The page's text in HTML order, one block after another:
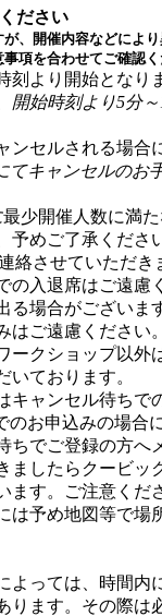
ださい
、開催内容などによ
項を合わせてご確認く
刻より開始となり
開始時刻より5分
ンセルされる場合
てキャンセルのお
最少開催人数に満
予めご了承くださ
絡させていただき
の入退席はご遠慮
る場合がございま
はご遠慮ください。
ークショップ以外
いております。
キャンセル待ちで
のお申込みの場合
ちでご登録の方へ
ましたらクービッ
ます。ご注意くだ
は予め地図等で場
よっては、時間内
ります。その際は